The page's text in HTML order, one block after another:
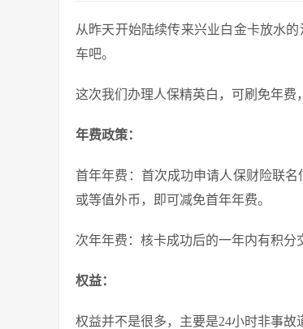
从昨天开始陆续传来兴业白金卡放水
车吧。
这次我们办理人保精英白，可刷免年费
年费政策：
首年年费：首次成功申请人保财险联
或等值外币，即可减免首年年费。
次年年费：核卡成功后的一年内有积分
权益：
权益并不是很多，主要是24小时非事故